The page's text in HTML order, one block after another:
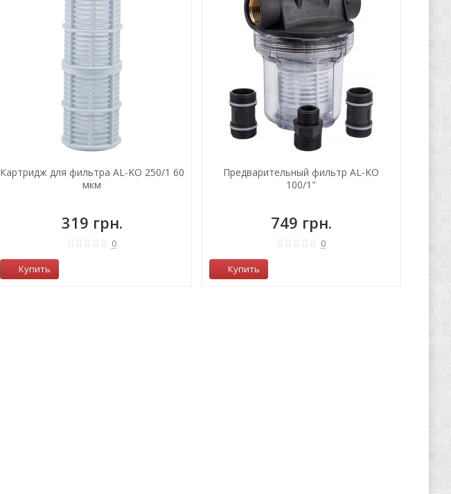
Картридж для фильтра AL-KO 250/1 60
мкм
319 грн.
0
Купить
Предварительный фильтр AL-KO
100/1"
749 грн.
0
Купить